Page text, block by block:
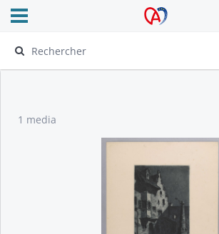
Archives Alsace - Colmar
Ouvrir le menu déroulant
1 media